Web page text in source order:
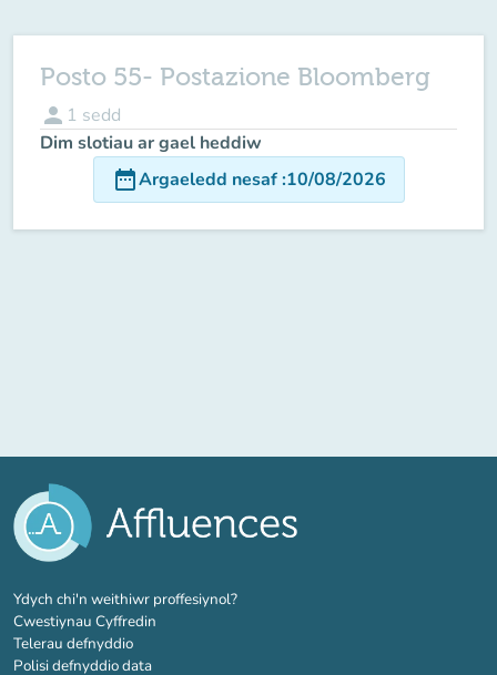
Posto 55- Postazione Bloomberg
person 1 sedd
Dim slotiau ar gael heddiw
date_rangeArgaeledd nesaf:10/08/2026
Ydych chi'n weithiwr proffesiynol?(tab newydd)
Cwestiynau Cyffredin
Telerau defnyddio
Polisi defnyddio data